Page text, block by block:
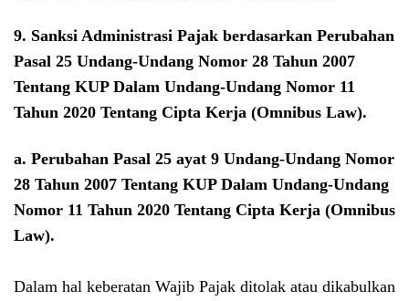
9. Sanksi Administrasi Pajak berdasarkan Perubahan
Pasal 25 Undang-Undang Nomor 28 Tahun 2007
Tentang KUP Dalam Undang-Undang Nomor 11
Tahun 2020 Tentang Cipta Kerja (Omnibus Law).
a. Perubahan Pasal 25 ayat 9 Undang-Undang Nomor
28 Tahun 2007 Tentang KUP Dalam Undang-Undang
Nomor 11 Tahun 2020 Tentang Cipta Kerja (Omnibus
Law).
Dalam hal keberatan Wajib Pajak ditolak atau dikabulkan